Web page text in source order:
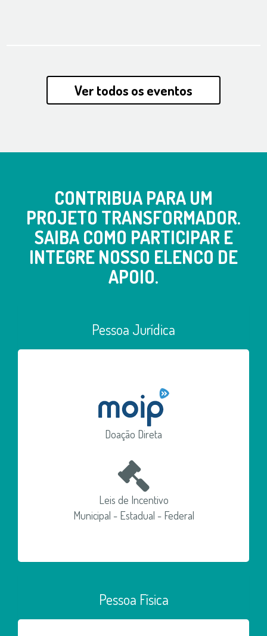
Ver todos os eventos
CONTRIBUA PARA UM
PROJETO TRANSFORMADOR.
SAIBA COMO PARTICIPAR E
INTEGRE NOSSO ELENCO DE
APOIO.
Pessoa Jurídica
Doação Direta
Leis de Incentivo
Municipal - Estadual - Federal
Pessoa Física